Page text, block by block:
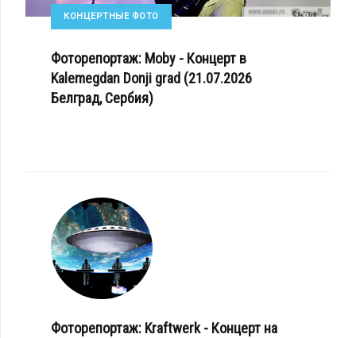
КОНЦЕРТНЫЕ ФОТО
Фоторепортаж: Moby - Концерт в
Kalemegdan Donji grad (21.07.2026
Белград, Сербия)
Фоторепортаж: Kraftwerk - Концерт на